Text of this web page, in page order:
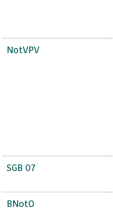
NotVPV
SGB 07
BNotO